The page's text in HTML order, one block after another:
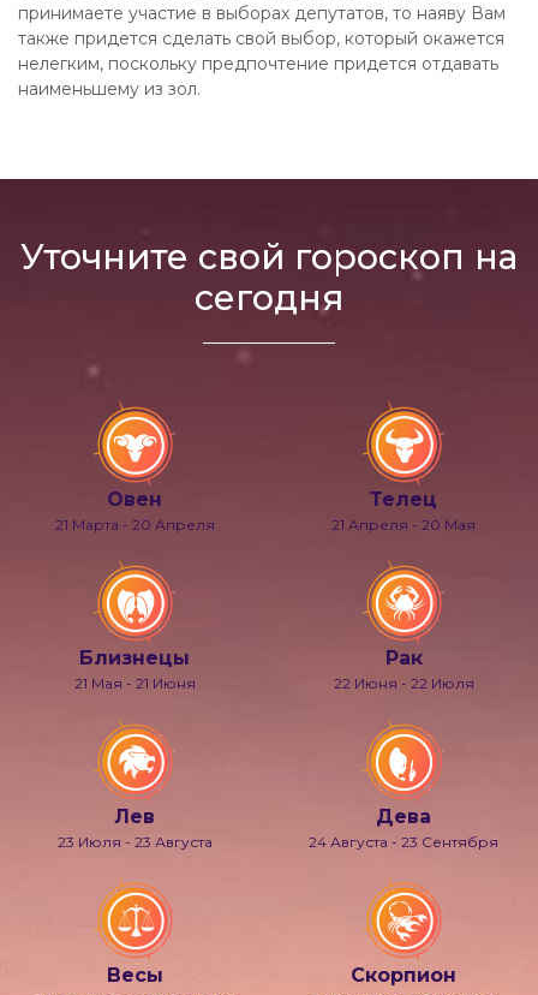
принимаете участие в выборах депутатов, то наяву Вам
также придется сделать свой выбор, который окажется
нелегким, поскольку предпочтение придется отдавать
наименьшему из зол.
Уточните свой гороскоп на
сегодня
Овен
21 Марта - 20 Апреля
Телец
21 Апреля - 20 Мая
Близнецы
21 Мая - 21 Июня
Рак
22 Июня - 22 Июля
Лев
23 Июля - 23 Августа
Дева
24 Августа - 23 Сентября
Весы Скорпион